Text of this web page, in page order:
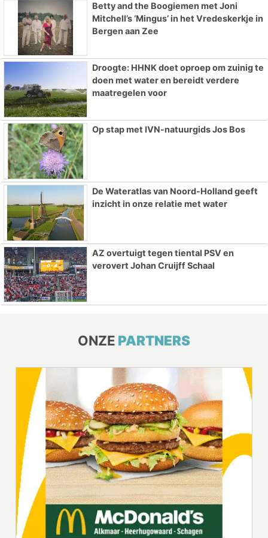
Betty and the Boogiemen met Joni
Mitchell’s ‘Mingus’ in het Vredeskerkje in
Bergen aan Zee
Droogte: HHNK doet oproep om zuinig te
doen met water en bereidt verdere
maatregelen voor
Op stap met IVN-natuurgids Jos Bos
De Wateratlas van Noord-Holland geeft
inzicht in onze relatie met water
AZ overtuigt tegen tiental PSV en
verovert Johan Cruijff Schaal
ONZE PARTNERS